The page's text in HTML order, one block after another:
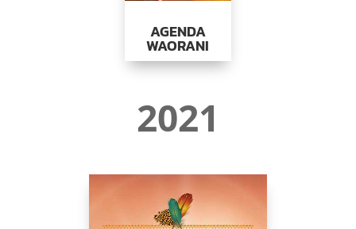
AGENDA
WAORANI
2021